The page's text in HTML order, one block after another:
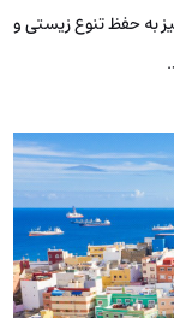
به حفظ تنوع زیستی و